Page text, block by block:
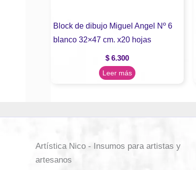
Block de dibujo Miguel Angel Nº 6
blanco 32×47 cm. x20 hojas
$6.300
Leer más
Artística Nico - Insumos para artistas y
artesanos